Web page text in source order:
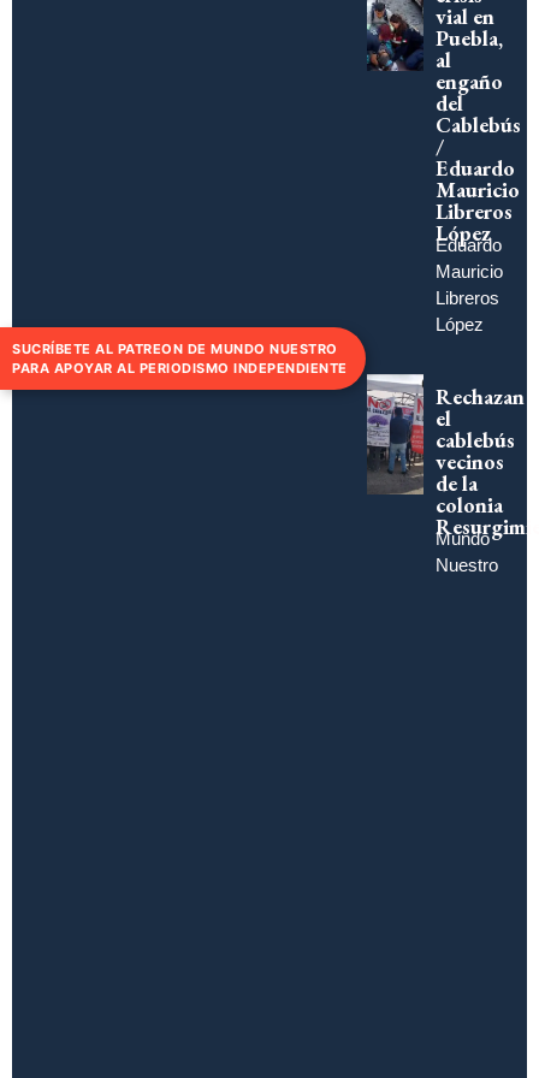
vial en
Puebla,
al
engaño
del
Cablebús
/
Eduardo
Mauricio
Libreros
López
Eduardo
Mauricio
Libreros
López
Rechazan
el
cablebús
vecinos
de la
colonia
Mundo
Nuestro
SUCRÍBETE AL PATREON DE MUNDO NUESTRO
PARA APOYAR AL PERIODISMO INDEPENDIENTE